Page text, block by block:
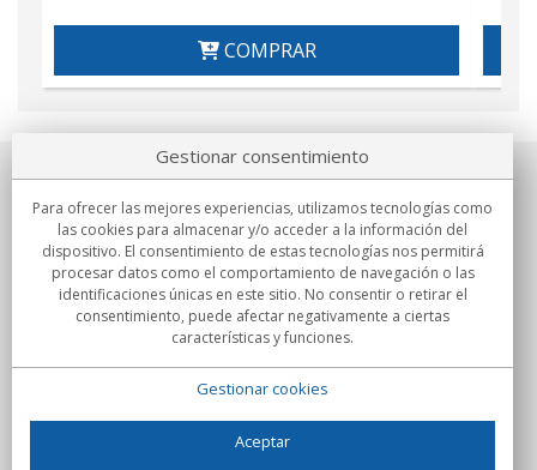
COMPRAR
Sobre nosotros
Compromisos
Compras
Gestionar consentimiento
Para ofrecer las mejores experiencias, utilizamos tecnologías como
las cookies para almacenar y/o acceder a la información del
dispositivo. El consentimiento de estas tecnologías nos permitirá
procesar datos como el comportamiento de navegación o las
identificaciones únicas en este sitio. No consentir o retirar el
consentimiento, puede afectar negativamente a ciertas
características y funciones.
Gestionar cookies
Aceptar